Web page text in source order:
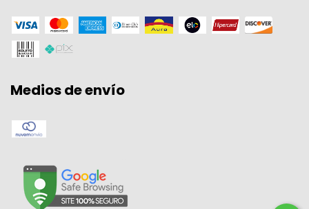
Medios de envío